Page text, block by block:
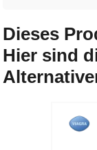
Dieses
Hier sind